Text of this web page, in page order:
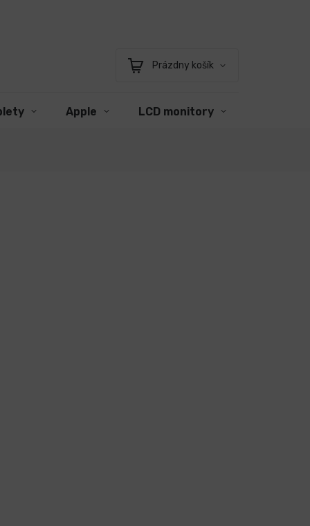
Nákupný
Prázdny košík
Apple LCD monitory